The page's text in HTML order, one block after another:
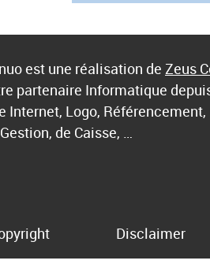
est une réalisation de Zeus
partenaire Informatique
Internet, Logo,
de Caisse, …
Disclaimer